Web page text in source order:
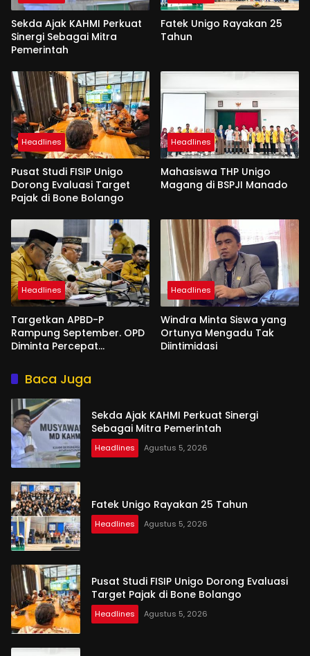
Sekda Ajak KAHMI Perkuat
Sinergi Sebagai Mitra
Pemerintah
Fatek Unigo Rayakan 25
Tahun
Headlines
Pusat Studi FISIP Unigo
Dorong Evaluasi Target
Pajak di Bone Bolango
Headlines
Mahasiswa THP Unigo
Magang di BSPJI Manado
Headlines
Targetkan APBD-P
Rampung September. OPD
Diminta Percepat
Headlines
Windra Minta Siswa yang
Ortunya Mengadu Tak
Diintimidasi
Baca Juga
Sekda Ajak KAHMI Perkuat Sinergi
Sebagai Mitra Pemerintah
Headlines Agustus 5, 2026
Fatek Unigo Rayakan 25 Tahun
Headlines Agustus 5, 2026
Pusat Studi FISIP Unigo Dorong Evaluasi
Target Pajak di Bone Bolango
Headlines Agustus 5, 2026